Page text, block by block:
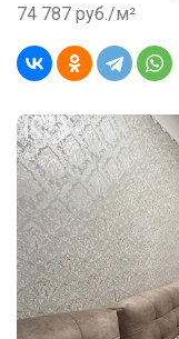
74 787 руб./м²